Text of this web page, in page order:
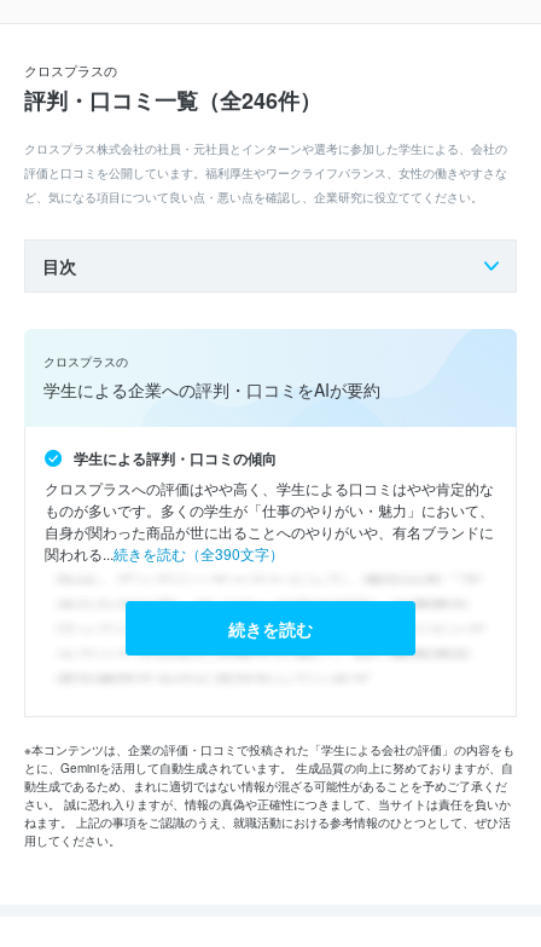
クロスプラスの
評判・口コミ一覧（全246件）
クロスプラス株式会社の社員・元社員とインターンや選考に参加した学生による、会社の
評価と口コミを公開しています。福利厚生やワークライフバランス、女性の働きやすさな
ど、気になる項目について良い点・悪い点を確認し、企業研究に役立ててください。
目次
クロスプラスの
学生による企業への評判・口コミをAIが要約
学生による評判・口コミの傾向
クロスプラスへの評価はやや高く、学生による口コミはやや肯定的な
ものが多いです。多くの学生が「仕事のやりがい・魅力」において、
自身が関わった商品が世に出ることへのやりがいや、有名ブランドに
関われる...続きを読む（全390文字）
続きを読む
※本コンテンツは、企業の評価・口コミで投稿された「学生による会社の評価」の内容をも
とに、Geminiを活用して自動生成されています。 生成品質の向上に努めておりますが、自
動生成であるため、まれに適切ではない情報が混ざる可能性があることを予めご了承くだ
さい。 誠に恐れ入りますが、情報の真偽や正確性につきまして、当サイトは責任を負いか
ねます。 上記の事項をご認識のうえ、就職活動における参考情報のひとつとして、ぜひ活
用してください。